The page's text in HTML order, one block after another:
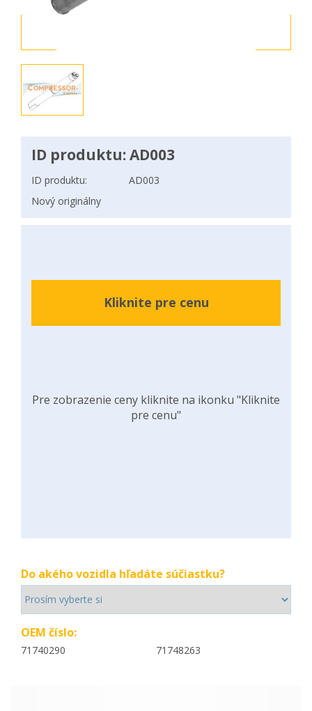
ID produktu: AD003
ID produktu:
AD003
Nový originálny
Kliknite pre cenu
Pre zobrazenie ceny kliknite na ikonku "Kliknite
pre cenu"
Do akého vozidla hľadáte súčiastku?
OEM číslo:
71740290 71748263